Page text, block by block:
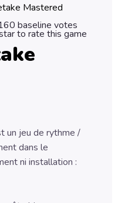
Mastered
baseline votes
to rate this game
un jeu de rythme /
dans le
ni installation :